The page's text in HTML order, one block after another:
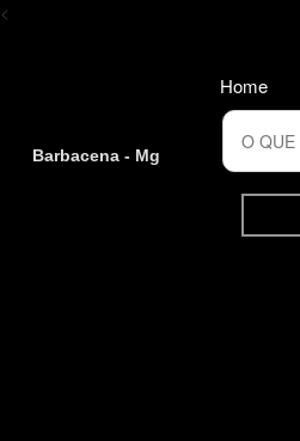
<
Barbacena - Mg
Home